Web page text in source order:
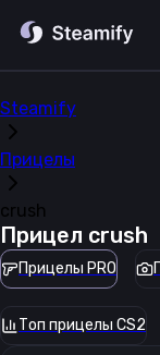
Steamify
Прицелы
crush
Прицел crush
Прицелы PRO
Топ прицелы CS2